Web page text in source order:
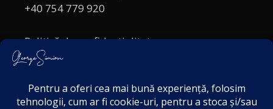
+40 754 779 920
Politică de confidențialitate
Politica cookies
Acordul de markting